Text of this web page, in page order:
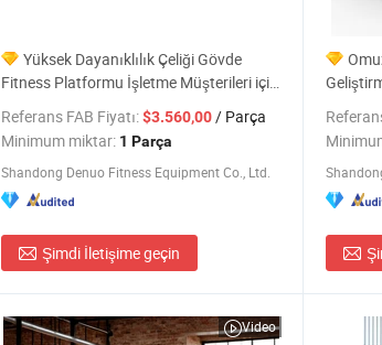
Yüksek Dayanıklılık Çeliği Gövde
Fitness Platformu İşletme Müşterileri için
Özel Spesifikasyonlar Kabul Eden Ev Çok
Amaçlı Spor Salonu
Referans FAB Fiyatı:$3.560,00/ Parça
Minimum miktar: 1 Parça
Shandong Denuo Fitness Equipment Co., Ltd.
Şimdi İletişime geçin
Video